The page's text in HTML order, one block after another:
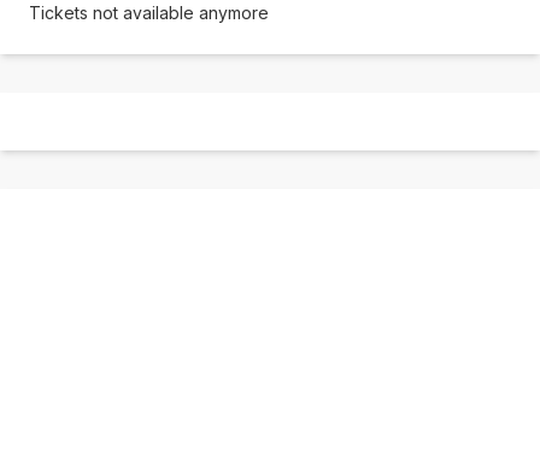
Tickets not available anymore